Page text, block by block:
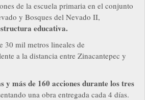
de la escuela primaria en el conjunto
y Bosques del Nevado II,
educativa.
30 mil metros lineales de
a la distancia entre Zinacantepec y
y más de 160 acciones durante los tres
una obra entregada cada 4 días.